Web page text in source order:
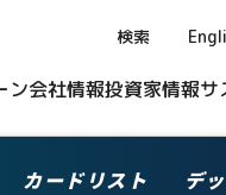
検索
ン会社情報投資家情報サ
カードリスト デ